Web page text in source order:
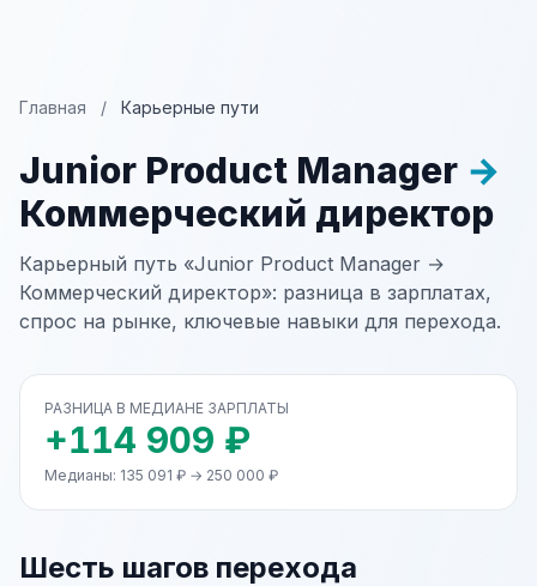
Главная / Карьерные пути
Junior Product Manager →
Коммерческий директор
Карьерный путь «Junior Product Manager →
Коммерческий директор»: разница в зарплатах,
спрос на рынке, ключевые навыки для перехода.
РАЗНИЦА В МЕДИАНЕ ЗАРПЛАТЫ
+114 909 ₽
Медианы: 135 091 ₽ → 250 000 ₽
Шесть шагов перехода